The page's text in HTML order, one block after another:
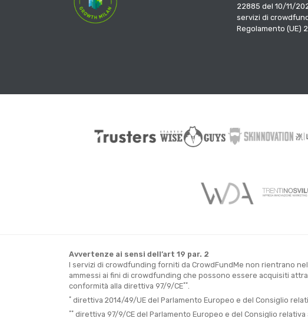
22885 del 10/11/
servizi di
Regolamento (UE)
Avvertenze ai sensi dell’art 19 par. 2
I servizi di crowdfunding forniti da CrowdFundMe non rientrano
ammessi ai fini di crowdfunding che possono essere acquisiti
conformità alla direttiva 97/9/CE**.
* direttiva 2014/49/UE del Parlamento Europeo e del Consiglio
** direttiva 97/9/CE del Parlamento Europeo e del Consiglio